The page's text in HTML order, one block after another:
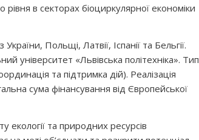
в секторах біоциркулярної економіки
Польщі, Латвії, Іспанії та Бельгії.
університет «Львівська політехніка». Тип
та підтримка дій). Реалізація
сума фінансування від Європейської
екології та природних ресурсів